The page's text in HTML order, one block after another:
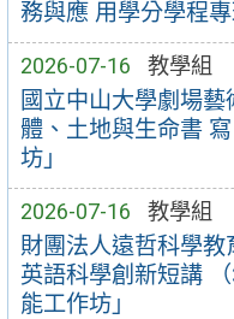
務與應 用學分學程專
2026-07-16 教學組
國立中山大學劇場
體、土地與生命書
坊」
2026-07-16 教學組
財團法人遠哲科學
英語科學創新短講
能工作坊」